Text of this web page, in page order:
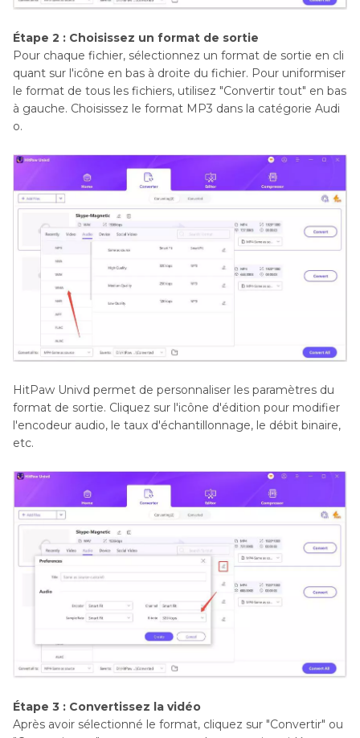
Étape 2 : Choisissez un format de sortie
Pour chaque fichier, sélectionnez un format de sortie en cli
quant sur l'icône en bas à droite du fichier. Pour uniformiser
le format de tous les fichiers, utilisez "Convertir tout" en bas
à gauche. Choisissez le format MP3 dans la catégorie Audi
o.
HitPaw Univd permet de personnaliser les paramètres du
format de sortie. Cliquez sur l'icône d'édition pour modifier
l'encodeur audio, le taux d'échantillonnage, le débit binaire,
etc.
Étape 3 : Convertissez la vidéo
Après avoir sélectionné le format, cliquez sur "Convertir" ou